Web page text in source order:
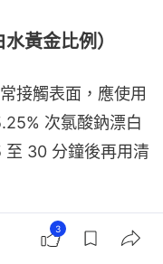
黃金比例）
接觸表面，應使用
次氯酸鈉漂白
至 30 分鐘後再用清
吐物、唾液或糞
3